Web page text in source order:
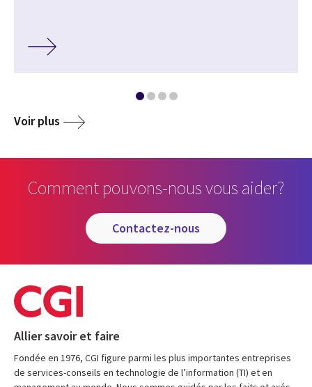
Voir plus
Comment pouvons-nous vous aider?
contactez-nous
Allier savoir et faire
Fondée en 1976, CGI figure parmi les plus importantes entreprises
de services-conseils en technologie de l’information (TI) et en